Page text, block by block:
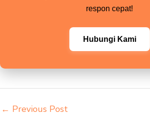
respon cepat!
Hubungi Kami
← Previous Post